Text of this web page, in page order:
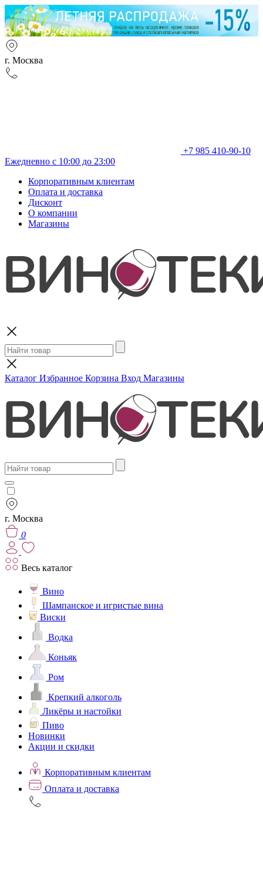
г. Москва
+7 985 410-90-10
Ежедневно с 10:00 до 23:00
Корпоративным клиентам
Оплата и доставка
Дисконт
О компании
Магазины
Каталог Избранное Корзина Вход Магазины
г. Москва
0
Весь каталог
Вино
Шампанское и игристые вина
Виски
Водка
Коньяк
Ром
Крепкий алкоголь
Ликёры и настойки
Пиво
Новинки
Акции и скидки
Корпоративным клиентам
Оплата и доставка